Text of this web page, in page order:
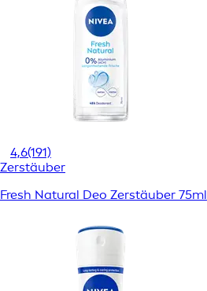
4,6(191)
Zerstäuber
Fresh Natural Deo Zerstäuber 75ml